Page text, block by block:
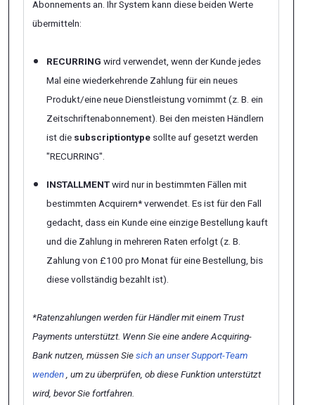
Abonnements an. Ihr System kann diese beiden Werte
übermitteln:
RECURRING wird verwendet, wenn der Kunde jedes
Mal eine wiederkehrende Zahlung für ein neues
Produkt/eine neue Dienstleistung vornimmt (z. B. ein
Zeitschriftenabonnement). Bei den meisten Händlern
ist die subscriptiontype sollte auf gesetzt werden
"RECURRING".
INSTALLMENTwird nur in bestimmten Fällen mit
bestimmten Acquirern* verwendet. Es ist für den Fall
gedacht, dass ein Kunde eine einzige Bestellung kauft
und die Zahlung in mehreren Raten erfolgt (z. B.
Zahlung von £100 pro Monat für eine Bestellung, bis
diese vollständig bezahlt ist).
*Ratenzahlungen werden für Händler mit einem Trust
Payments unterstützt. Wenn Sie eine andere Acquiring-
Bank nutzen, müssen Siesich an unser Support-Team
wenden, um zu überprüfen, ob diese Funktion unterstützt
wird, bevor Sie fortfahren.